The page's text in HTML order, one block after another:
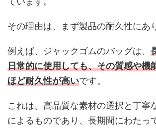
その理由は、まず製品の耐久性にあ
例えば、ジャックゴムのバッグは、
日常的に使用しても、その質感や機
ほど耐久性が高いです。
これは、高品質な素材の選択と丁寧
によるものであり、長期間にわたっ